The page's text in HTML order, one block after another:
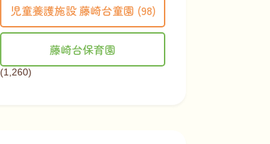
児童養護施設 藤崎台童園 (98)
藤崎台保育園
(1,260)